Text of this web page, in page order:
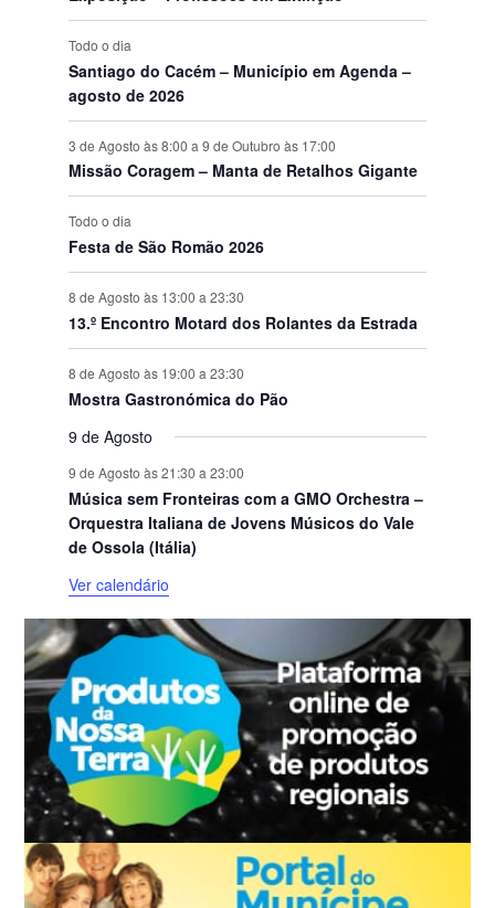
s
Todo o dia
Santiago do Cacém – Município em Agenda –
agosto de 2026
3 de Agosto às 8:00 a 9 de Outubro às 17:00
Missão Coragem – Manta de Retalhos Gigante
Todo o dia
Festa de São Romão 2026
8 de Agosto às 13:00 a 23:30
13.º Encontro Motard dos Rolantes da Estrada
8 de Agosto às 19:00 a 23:30
Mostra Gastronómica do Pão
9 de Agosto
9 de Agosto às 21:30 a 23:00
Música sem Fronteiras com a GMO Orchestra –
Orquestra Italiana de Jovens Músicos do Vale
de Ossola (Itália)
Ver calendário